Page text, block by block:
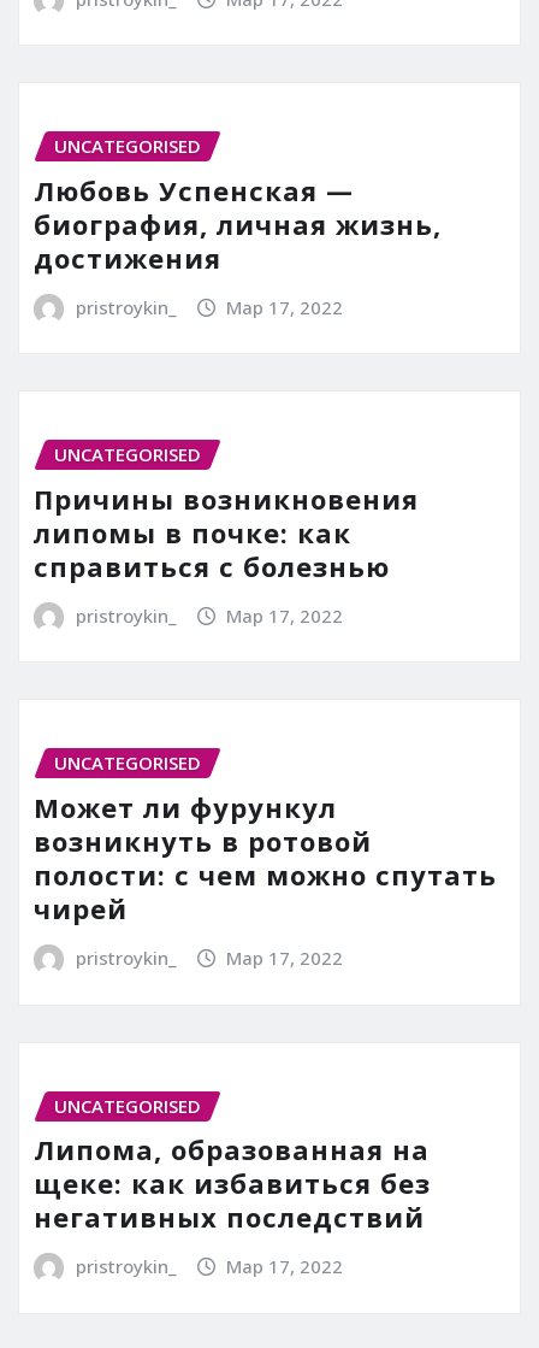
UNCATEGORISED
Любовь Успенская —
биография, личная жизнь,
достижения
pristroykin_ Мар 17, 2022
UNCATEGORISED
Причины возникновения
липомы в почке: как
справиться с болезнью
pristroykin_ Мар 17, 2022
UNCATEGORISED
Может ли фурункул
возникнуть в ротовой
полости: с чем можно спутать
чирей
pristroykin_ Мар 17, 2022
UNCATEGORISED
Липома, образованная на
щеке: как избавиться без
негативных последствий
pristroykin_ Мар 17, 2022